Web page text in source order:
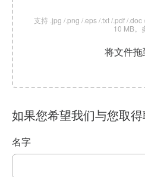
支持 .jpg /.png /.eps /.txt /.pdf /
10 MB。
将文件拖
如果您希望我们与您取
名字